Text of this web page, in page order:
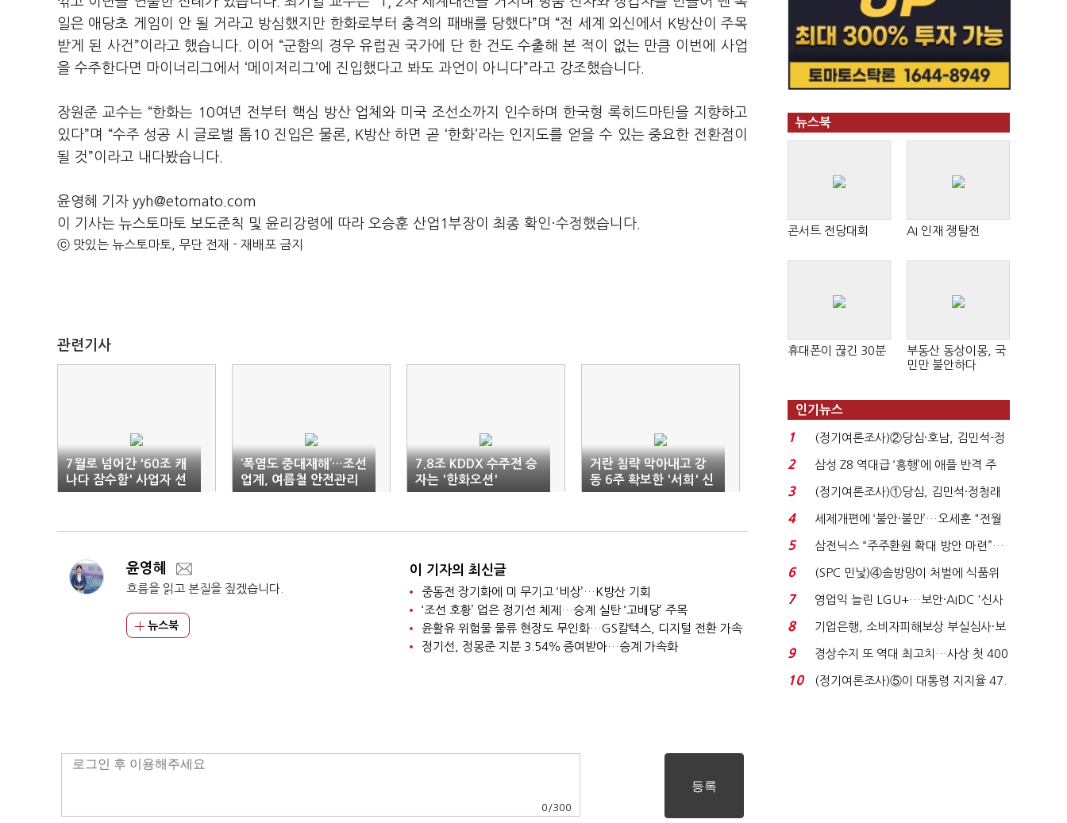
일은 애당초 게임이 안 될 거라고 방심했지만 한화로부터 충격의 패배를 당했다”며 “전 세계 외신에서 K방산이 주목
받게 된 사건”이라고 했습니다. 이어 “군함의 경우 유럽권 국가에 단 한 건도 수출해 본 적이 없는 만큼 이번에 사업
을 수주한다면 마이너리그에서 ‘메이저리그’에 진입했다고 봐도 과언이 아니다”라고 강조했습니다.
장원준 교수는 “한화는 10여년 전부터 핵심 방산 업체와 미국 조선소까지 인수하며 한국형 록히드마틴을 지향하고
있다”며 “수주 성공 시 글로벌 톱10 진입은 물론, K방산 하면 곧 ‘한화’라는 인지도를 얻을 수 있는 중요한 전환점이
될 것”이라고 내다봤습니다.
윤영혜 기자 yyh@etomato.com
이 기사는 뉴스토마토 보도준칙 및 윤리강령에 따라 오승훈 산업1부장이 최종 확인·수정했습니다.
ⓒ 맛있는 뉴스토마토, 무단 전재 - 재배포 금지
관련기사
7월로 넘어간 '60조 캐
나다 잠수함' 사업자 선
정
‘폭염도 중대재해’…조선
업계, 여름철 안전관리
총력
7.8조 KDDX 수주전 승
자는 '한화오션'
거란 침략 막아내고 강
동 6주 확보한 '서희' 신
형 잠수함으로 부활
윤영혜
흐름을 읽고 본질을 짚겠습니다.
뉴스북
이 기자의 최신글
중동전 장기화에 미 무기고 ‘비상’…K방산 기회
‘조선 호황’ 업은 정기선 체제…승계 실탄 ‘고배당’ 주목
윤활유 위험물 물류 현장도 무인화…GS칼텍스, 디지털 전환 가속
정기선, 정몽준 지분 3.54％ 증여받아…승계 가속화
0 /300
뉴스북
콘서트 전당대회 AI 인재 쟁탈전
휴대폰이 끊긴 30분
부동산 동상이몽, 국
민만 불안하다
인기뉴스
1
(정기여론조사)②당심·호남, 김민석-정
청래 '초접전'...
2
삼성 Z8 역대급 ‘흥행’에 애플 반격 주
목…9월 ‘폴...
3
(정기여론조사)①당심, 김민석·정청래
'초접전'…대통령 ...
4
세제개편에 ‘불안·불만’…오세훈 "전월
세 구하기 더 ...
5
삼전닉스 “주주환원 확대 방안 마련”…
로이터에 성명...
6
(SPC 민낯)④솜방망이 처벌에 식품위
생법 위반 반복...
7
영업익 늘린 LGU+…보안·AIDC '신사
업 드라이브'...
8
기업은행, 소비자피해보상 부실심사·보
이스피싱 공시 ...
9
경상수지 또 역대 최고치…사상 첫 400
억달러에 '3% 성...
10
(정기여론조사)⑤이 대통령 지지율 47.